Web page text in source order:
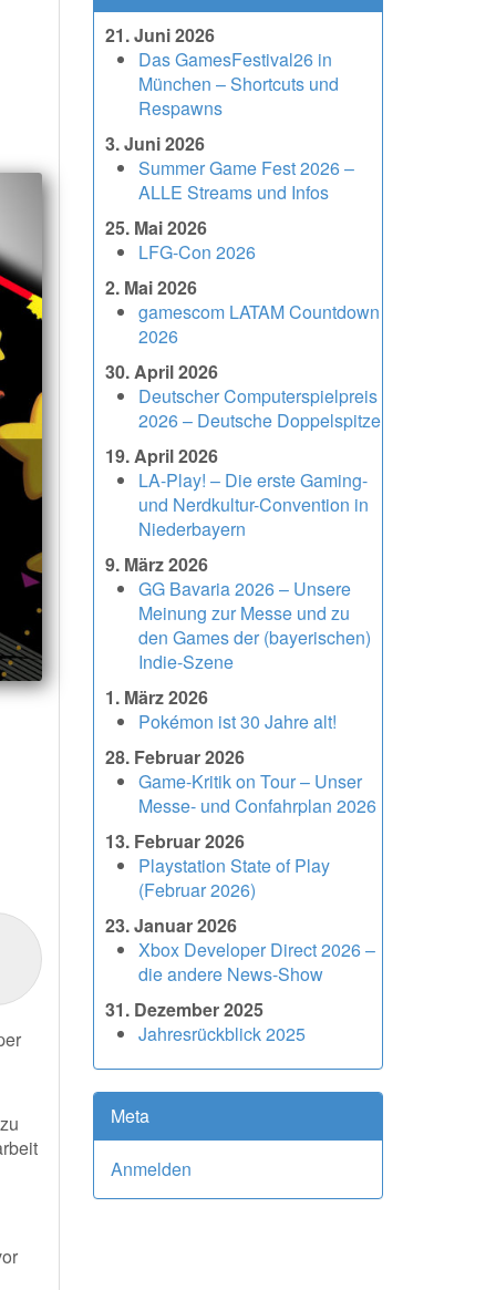
21. Juni 2026
Das GamesFestival26 in
München – Shortcuts und
Respawns
3. Juni 2026
Summer Game Fest 2026 –
ALLE Streams und Infos
25. Mai 2026
LFG-Con 2026
2. Mai 2026
gamescom LATAM Countdown
2026
30. April 2026
Deutscher Computerspielpreis
2026 – Deutsche Doppelspitze
19. April 2026
LA-Play! – Die erste Gaming-
und Nerdkultur-Convention in
Niederbayern
9. März 2026
GG Bavaria 2026 – Unsere
Meinung zur Messe und zu
den Games der (bayerischen)
Indie-Szene
1. März 2026
Pokémon ist 30 Jahre alt!
28. Februar 2026
Game-Kritik on Tour – Unser
Messe- und Confahrplan 2026
13. Februar 2026
Playstation State of Play
(Februar 2026)
23. Januar 2026
Xbox Developer Direct 2026 –
die andere News-Show
31. Dezember 2025
Jahresrückblick 2025
Meta
Anmelden